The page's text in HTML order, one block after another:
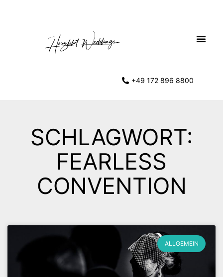
+49 172 896 8800
SCHLAGWORT:
FEARLESS
CONVENTION
ALLGEMEIN